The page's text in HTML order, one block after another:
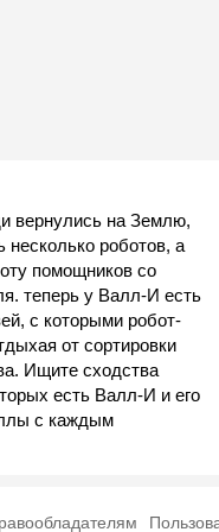
вернулись на Землю,
несколько роботов, а
помощников со
теперь у Валл-И есть
с которыми робот-
от сортировки
Ищите сходства
есть Валл-И и его
с каждым